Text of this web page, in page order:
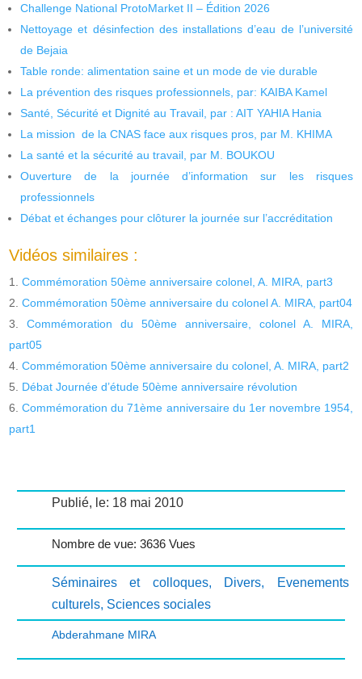
Challenge National ProtoMarket II – Édition 2026
Nettoyage et désinfection des installations d’eau de l’université
de Bejaia
Table ronde: alimentation saine et un mode de vie durable
La prévention des risques professionnels, par: KAIBA Kamel
Santé, Sécurité et Dignité au Travail, par : AIT YAHIA Hania
La mission de la CNAS face aux risques pros, par M. KHIMA
La santé et la sécurité au travail, par M. BOUKOU
Ouverture de la journée d’information sur les risques
professionnels
Débat et échanges pour clôturer la journée sur l’accréditation
Vidéos similaires :
Commémoration 50ème anniversaire colonel, A. MIRA, part3
Commémoration 50ème anniversaire du colonel A. MIRA, part04
Commémoration du 50ème anniversaire, colonel A. MIRA,
part05
Commémoration 50ème anniversaire du colonel, A. MIRA, part2
Débat Journée d’étude 50ème anniversaire révolution
Commémoration du 71ème anniversaire du 1er novembre 1954,
part1
Publié, le: 18 mai 2010
Nombre de vue: 3636 Vues
Séminaires et colloques, Divers,
Evenements
culturels, Sciences sociales
Abderahmane MIRA